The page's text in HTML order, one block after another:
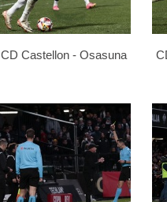
CD Castellon - Osasuna